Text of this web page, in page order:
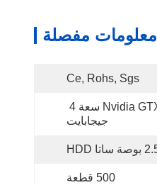
معلومات مفصلة
Ce, Rohs, Sgs
جيجابايت
500 قطعة